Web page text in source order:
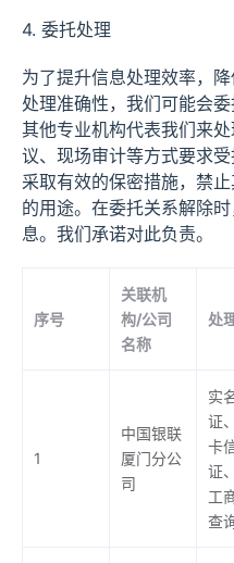
4. 委托处理
为了提升信息处理效率，
处理准确性，我们可能会
其他专业机构代表我们来
议、现场审计等方式要求
采取有效的保密措施，禁
的用途。在委托关系解除
息。我们承诺对此负责。
序号
关联机
构/公司
名称
处
1
中国银联
厦门分公
司
实
证
卡
证
工
查